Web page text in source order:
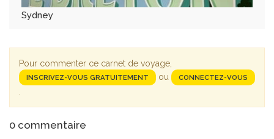
Sydney
Pour commenter ce carnet de voyage,
INSCRIVEZ-VOUS GRATUITEMENT ou CONNECTEZ-VOUS
0 commentaire